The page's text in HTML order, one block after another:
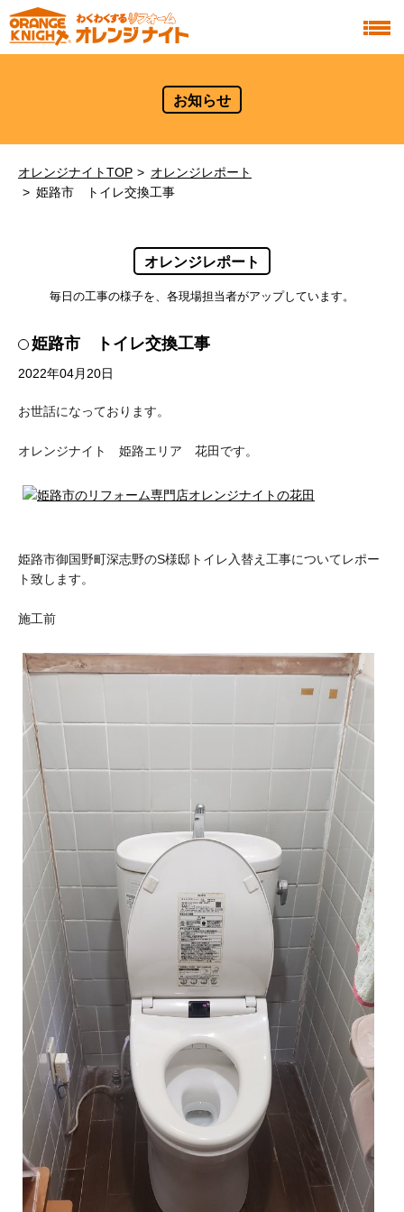
お知らせ
オレンジナイトTOP
オレンジレポート
姫路市 トイレ交換工事
オレンジレポート
毎日の工事の様子を、各現場担当者がアップしています。
姫路市 トイレ交換工事
2022年04月20日
お世話になっております。
オレンジナイト 姫路エリア 花田です。
姫路市御国野町深志野のS様邸トイレ入替え工事についてレポー
ト致します。
施工前